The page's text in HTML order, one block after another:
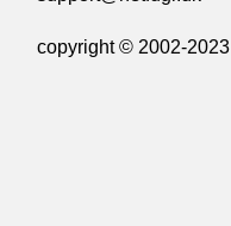
copyright © 2002-2023